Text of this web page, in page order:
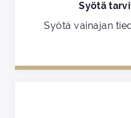
Syötä
Syötä vainajan